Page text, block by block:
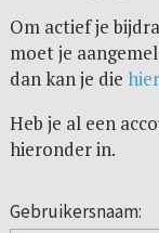
Om actief je
moet je
dan kan je die
Heb je al een
hieronder in.
Gebruikersnaam: